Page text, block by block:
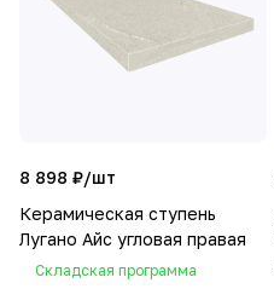
8 898 ₽/шт
Керамическая ступень
Лугано Айс угловая правая
Складская программа